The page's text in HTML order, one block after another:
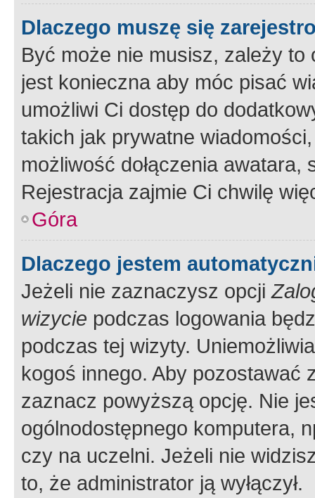
Dlaczego muszę się
Być może nie musisz, zależy
jest konieczna aby móc pisać
umożliwi Ci dostęp do
takich jak prywatne
możliwość dołączenia
Rejestracja zajmie Ci chwilę
Góra
Dlaczego jestem
Jeżeli nie zaznaczysz opcji
wizycie podczas logowania
podczas tej wizyty.
kogoś innego. Aby pozostawać
zaznacz powyższą opcję. Nie
ogólnodostępnego komputera,
czy na uczelni. Jeżeli nie
to, że administrator ją wyłączył.